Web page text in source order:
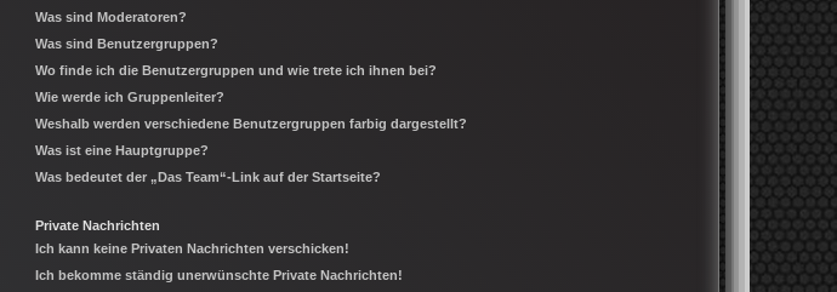
Was sind Moderatoren?
Was sind Benutzergruppen?
Wo finde ich die Benutzergruppen und wie trete ich ihnen bei?
Wie werde ich Gruppenleiter?
Weshalb werden verschiedene Benutzergruppen farbig dargestellt?
Was ist eine Hauptgruppe?
Was bedeutet der „Das Team“-Link auf der Startseite?
Private Nachrichten
Ich kann keine Privaten Nachrichten verschicken!
Ich bekomme ständig unerwünschte Private Nachrichten!